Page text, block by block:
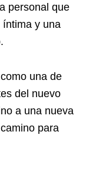
personal que
íntima y una
una de
del nuevo
a una nueva
para